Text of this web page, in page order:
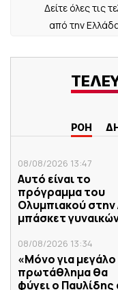
Δείτε όλες τις
από την
ΡΟΗ
08/08/2026 13:47
Αυτό είναι το
πρόγραμμα του
Ολυμπιακού στην
μπάσκετ
08/08/2026 13:34
«Μόνο για μεγάλο
πρωτάθλημα θα
φύγει ο